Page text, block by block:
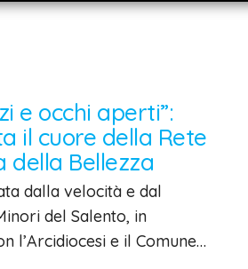
e occhi aperti”:
il cuore della Rete
della Bellezza
dalla velocità e dal
del Salento, in
l’Arcidiocesi e il Comune…